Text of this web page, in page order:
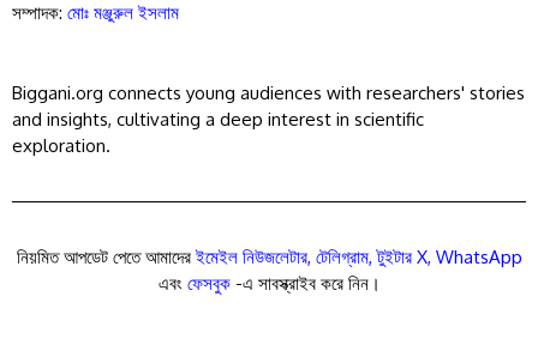
সম্পাদক: মোঃ মঞ্জুরুল ইসলাম
Biggani.org connects young audiences with researchers' stories
and insights, cultivating a deep interest in scientific
exploration.
নিয়মিত আপডেট পেতে আমাদেরইমেইল নিউজলেটার, টেলিগ্রাম,টুইটার X, WhatsApp
এবং ফেসবুক-এ সাবস্ক্রাইব করে নিন।